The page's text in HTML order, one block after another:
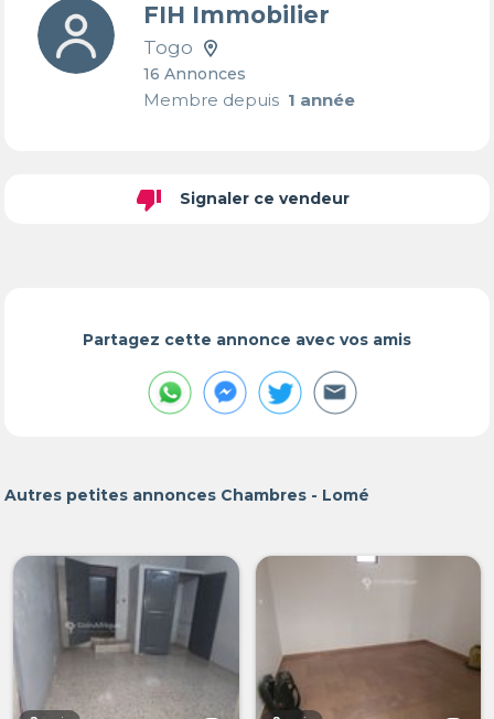
FIH Immobilier
Togo
16 Annonces
Membre depuis1 année
thumb_down Signaler ce vendeur
Partagez cette annonce avec vos amis
Autres petites annonces Chambres - Lomé